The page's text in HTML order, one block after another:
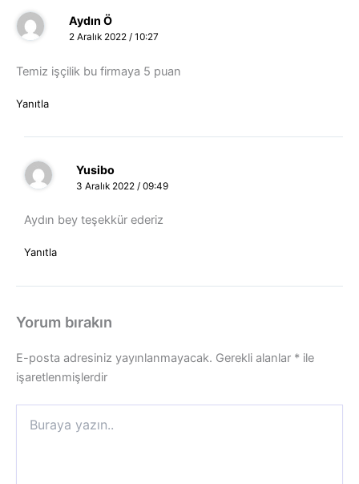
Aydın Ö
2 Aralık 2022 / 10:27
Temiz işçilik bu firmaya 5 puan
Yanıtla
Yusibo
3 Aralık 2022 / 09:49
Aydın bey teşekkür ederiz
Yanıtla
Yorum bırakın
E-posta adresiniz yayınlanmayacak. Gerekli alanlar * ile
işaretlenmişlerdir
yazın..